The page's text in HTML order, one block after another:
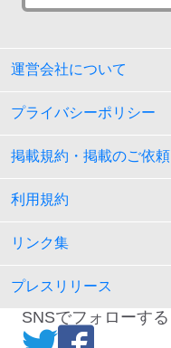
運営会社について
プライバシーポリシー
掲載規約・掲載のご依頼
利用規約
リンク集
プレスリリース
SNSでフォローする